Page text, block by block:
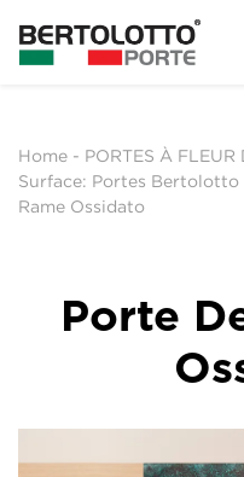
Home - PORTES À
Surface: Portes Bertolotto
Rame Ossidato
Porte